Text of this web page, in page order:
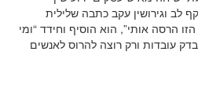
וגירושין עקב כתבה שלילית
אותי”, הוא הוסיף וחידד “ומי
ורק רוצה להרוס לאנשים